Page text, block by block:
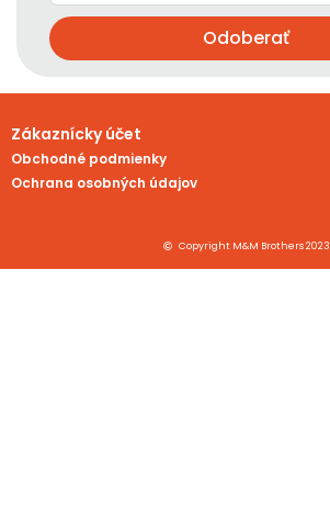
Odoberať
Zákaznícky účet
Obchodné podmienky
Ochrana osobných údajov
Copyright M&M Brothers 2023